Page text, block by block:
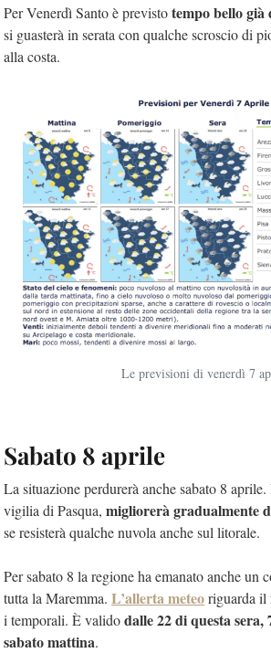
Per Venerdì Santo è previstotempo bello
si guasterà in serata con qualche scroscio di
alla costa.
Le previsioni di venerdì 7
Sabato 8 aprile
La situazione perdurerà anche sabato 8
vigilia di Pasqua, migliorerà gradualmente
se resisterà qualche nuvola anche sul litorale.
Per sabato 8 la regione ha emanato anche un
tutta la Maremma. L’allerta meteoriguarda il
i temporali. È validodalle 22 di questa
sabato mattina.